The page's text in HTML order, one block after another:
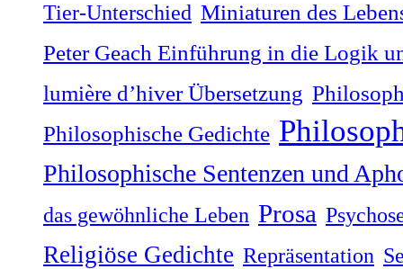
Tier-Unterschied Miniaturen des
Peter Geach Einführung in die Logik
lumière dʼhiver Übersetzung
Philosophische Gedichte
Philosophische Sentenzen und
das gewöhnliche Leben Prosa
Religiöse Gedichte Repräsentation